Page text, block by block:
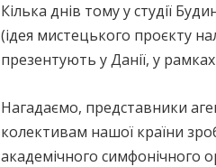
Кілька днів тому у студії
(ідея мистецького проєкту
презентують у Данії, у
Нагадаємо, представники
колективам нашої країни
академічного симфонічного